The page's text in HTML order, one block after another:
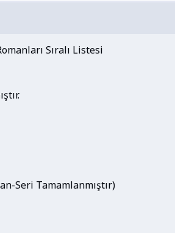
Sıralı Listesi
Seri Tamamlanmıştır)